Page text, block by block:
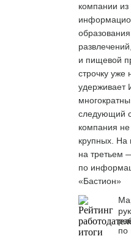
компании
и пищевой
строчку уже
удерживает
следующий
компания
крупных. На
на третьем
по
«Бастион»
по